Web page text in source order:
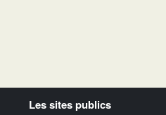
Les sites publics